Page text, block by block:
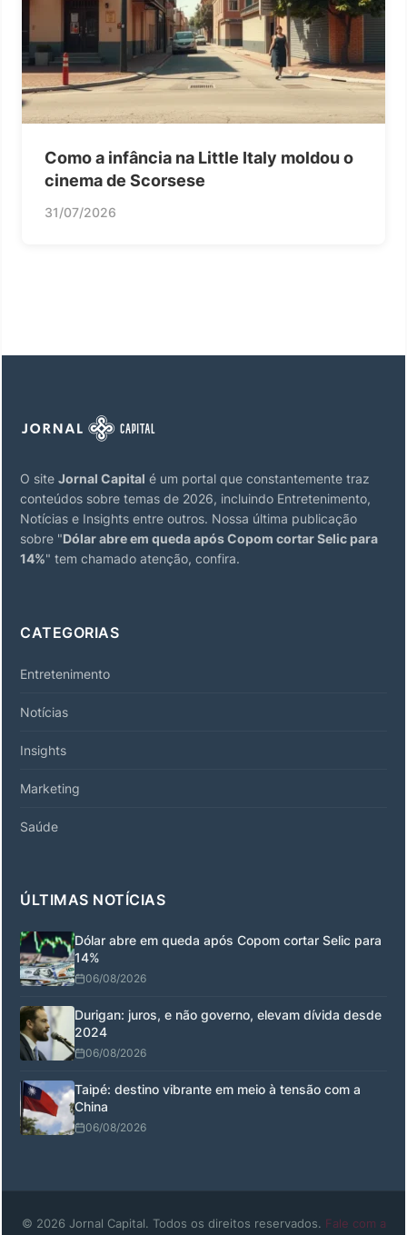
Como a infância na Little Italy moldou o
cinema de Scorsese
31/07/2026
O site Jornal Capital é um portal que constantemente traz
conteúdos sobre temas de 2026, incluindo Entretenimento,
Notícias e Insights entre outros. Nossa última publicação
sobre "Dólar abre em queda após Copom cortar Selic para
14%" tem chamado atenção, confira.
CATEGORIAS
Entretenimento
Notícias
Insights
Marketing
Saúde
ÚLTIMAS NOTÍCIAS
Dólar abre em queda após Copom cortar Selic para
14%
06/08/2026
Durigan: juros, e não governo, elevam dívida desde
2024
06/08/2026
Taipé: destino vibrante em meio à tensão com a
China
06/08/2026
© 2026 Jornal Capital. Todos os direitos reservados. Fale com a